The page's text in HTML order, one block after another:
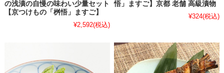
の浅漬の自慢の味わい少量セット
【京つけもの「桝悟」ますご】
¥2,592(税込)
悟」ますご】京都 老舗 高級漬物
¥324(税込)